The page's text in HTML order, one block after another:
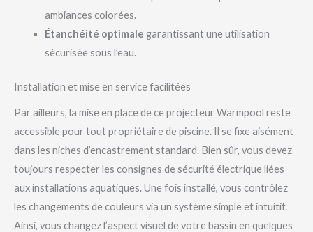
ambiances colorées.
Étanchéité optimale garantissant une utilisation
sécurisée sous l’eau.
Installation et mise en service facilitées
Par ailleurs, la mise en place de ce projecteur Warmpool reste
accessible pour tout propriétaire de piscine. Il se fixe aisément
dans les niches d’encastrement standard. Bien sûr, vous devez
toujours respecter les consignes de sécurité électrique liées
aux installations aquatiques. Une fois installé, vous contrôlez
les changements de couleurs via un système simple et intuitif.
Ainsi, vous changez l’aspect visuel de votre bassin en quelques